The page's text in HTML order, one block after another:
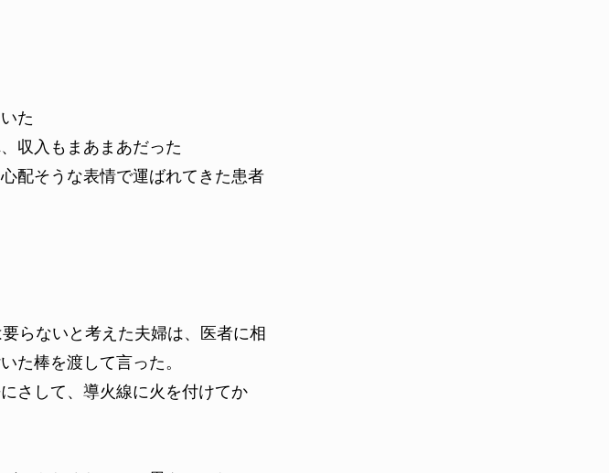
た
収入もまあまあだった
配そうな表情で運ばれてきた患者
らないと考えた夫婦は、医者に相
た棒を渡して言った。
さして、導火線に火を付けてか